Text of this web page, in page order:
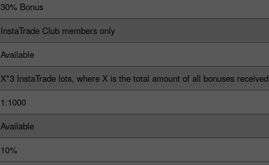
30% Bonus
InstaTrade Club members only
Available
X*3 InstaTrade lots, where X is the total amount of all bonuses received
1:1000
Available
10%